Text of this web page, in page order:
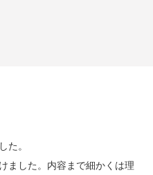
。
ました。内容まで細かくは理